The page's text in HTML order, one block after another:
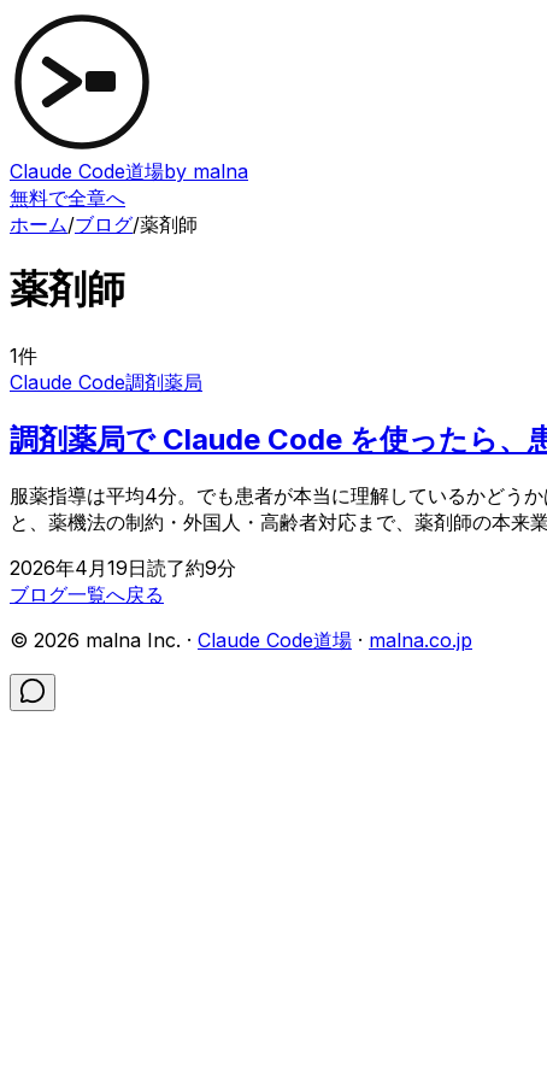
Claude Code道場by malna
無料で全章へ
ホーム/ブログ/薬剤師
薬剤師
1件
Claude Code調剤薬局
調剤薬局で Claude Code を使ったら、
服薬指導は平均4分。でも患者が本当に理解しているかど
と、薬機法の制約・外国人・高齢者対応まで、薬剤師の本来
2026年4月19日読了約9分
ブログ一覧へ戻る
© 2026 malna Inc. · Claude Code道場 · malna.co.jp